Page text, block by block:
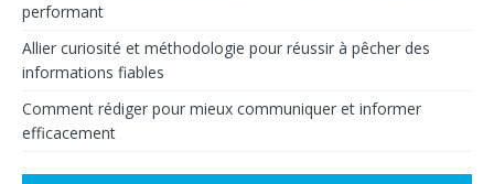
performant
Allier curiosité et méthodologie pour réussir à pêcher des
informations fiables
Comment rédiger pour mieux communiquer et informer
efficacement